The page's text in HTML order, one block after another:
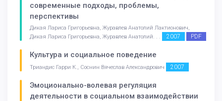
современные подходы, проблемы,
перспективы
Дикая Лариса Григорьевна, Журавлев Анатолий Лактионович,
Дикая Лариса Григорьевна, Журавлев Анатолий. . .
2007 PDF
Культура и социальное поведение
Триандис Гарри К., Соснин Вячеслав Александрович 2007
Эмоционально-волевая регуляция
деятельности в социальном взаимодействии